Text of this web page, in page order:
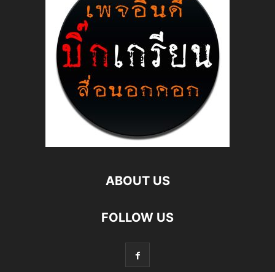
ABOUT US
FOLLOW US